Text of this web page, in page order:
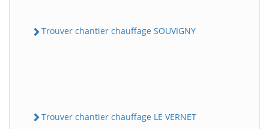
Trouver chantier chauffage SOUVIGNY
Trouver chantier chauffage LE VERNET